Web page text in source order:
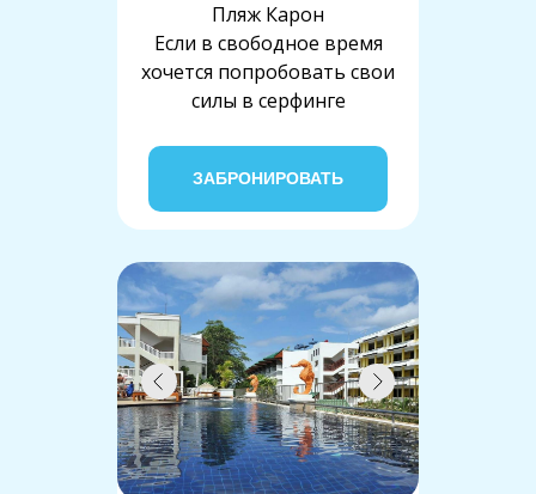
Пляж Карон
Если в свободное время
хочется попробовать свои
силы в серфинге
ЗАБРОНИРОВАТЬ